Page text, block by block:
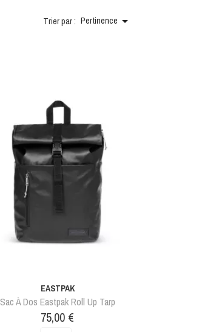
Trier par : Pertinence 
EASTPAK
Sac À Dos Eastpak Roll Up Tarp
Prix
75,00 €